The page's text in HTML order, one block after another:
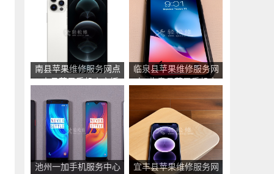
南县苹果维修服务网点
_南县苹果手机官方授
临泉县苹果维修服务网
点_临泉县苹果手机官
方授权售后维修中心地
址电话
池州一加手机服务中心
宜丰县苹果维修服务网